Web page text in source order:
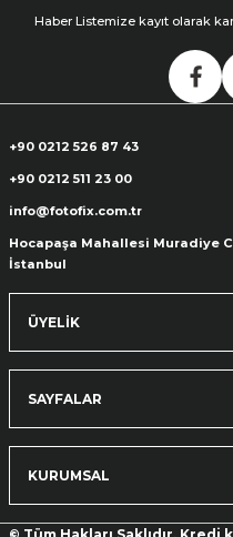
Haber Listemize kayıt olarak
+90 0212 526 87 43
+90 0212 511 23 00
info@fotofix.com.tr
Hocapaşa Mahallesi Muradiye
İstanbul
ÜYELİK
SAYFALAR
KURUMSAL